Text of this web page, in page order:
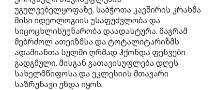
უგულვებელყოფაზე. საბჭოთა კავშირის კრახმა
მისი იდეოლოგიის უსაფუძვლობა და
სიცოცხლისუუნარობა დაადასტურა. მაგრამ
მებრძოლ ათეიზმსა და ტოტალიტარიზმს
ადამიანთა სულში ღრმად ჰქონდა ფესვები
გადგმული. მისგან გათავისუფლება დღეს
სახელმწიფოსა და ეკლესიის მთავარი
საზრუნავი უნდა იყოს.